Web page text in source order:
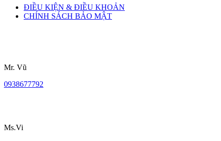
ĐIỀU KIỆN & ĐIỀU KHOẢN
CHÍNH SÁCH BẢO MẬT
Mr. Vũ
0938677792
Ms.Vi